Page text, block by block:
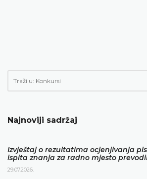
Najnoviji sadržaj
Izvještaj o rezultatima ocjenjivanja
ispita znanja za radno mjesto
29.07.2026.